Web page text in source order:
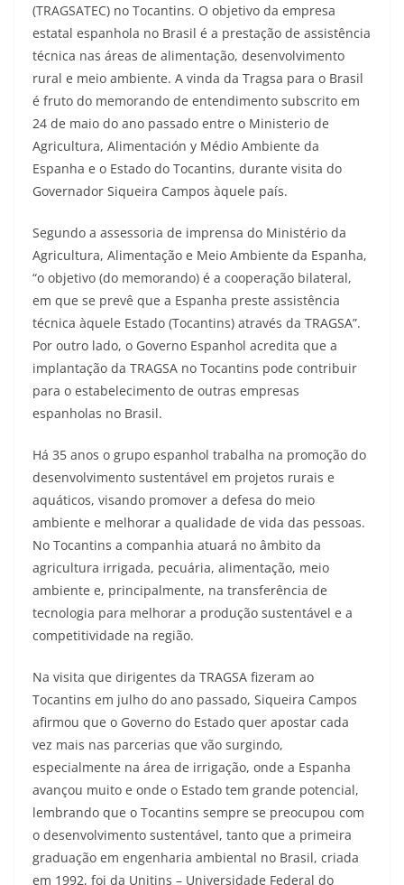
(TRAGSATEC) no Tocantins. O objetivo da empresa
estatal espanhola no Brasil é a prestação de assistência
técnica nas áreas de alimentação, desenvolvimento
rural e meio ambiente. A vinda da Tragsa para o Brasil
é fruto do memorando de entendimento subscrito em
24 de maio do ano passado entre o Ministerio de
Agricultura, Alimentación y Médio Ambiente da
Espanha e o Estado do Tocantins, durante visita do
Governador Siqueira Campos àquele país.
Segundo a assessoria de imprensa do Ministério da
Agricultura, Alimentação e Meio Ambiente da Espanha,
“o objetivo (do memorando) é a cooperação bilateral,
em que se prevê que a Espanha preste assistência
técnica àquele Estado (Tocantins) através da TRAGSA”.
Por outro lado, o Governo Espanhol acredita que a
implantação da TRAGSA no Tocantins pode contribuir
para o estabelecimento de outras empresas
espanholas no Brasil.
Há 35 anos o grupo espanhol trabalha na promoção do
desenvolvimento sustentável em projetos rurais e
aquáticos, visando promover a defesa do meio
ambiente e melhorar a qualidade de vida das pessoas.
No Tocantins a companhia atuará no âmbito da
agricultura irrigada, pecuária, alimentação, meio
ambiente e, principalmente, na transferência de
tecnologia para melhorar a produção sustentável e a
competitividade na região.
Na visita que dirigentes da TRAGSA fizeram ao
Tocantins em julho do ano passado, Siqueira Campos
afirmou que o Governo do Estado quer apostar cada
vez mais nas parcerias que vão surgindo,
especialmente na área de irrigação, onde a Espanha
avançou muito e onde o Estado tem grande potencial,
lembrando que o Tocantins sempre se preocupou com
o desenvolvimento sustentável, tanto que a primeira
graduação em engenharia ambiental no Brasil, criada
em 1992, foi da Unitins – Universidade Federal do